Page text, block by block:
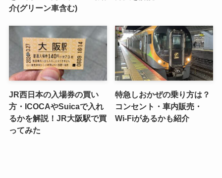
介(グリーン車含む)
JR西日本の入場券の買い
方・ICOCAやSuicaで入れ
るかを解説！JR大阪駅で買
ってみた
特急しおかぜの乗り方は？
コンセント・車内販売・
Wi-Fiがあるかも紹介